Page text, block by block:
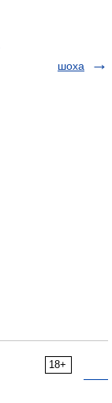
шоха
18+